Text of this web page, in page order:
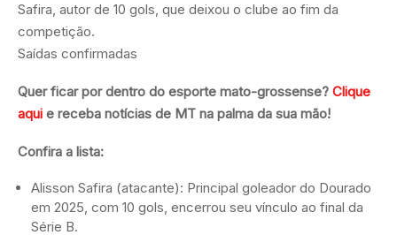
Safira, autor de 10 gols, que deixou o clube ao fim da
competição.
Saídas confirmadas
Quer ficar por dentro do esporte mato-grossense? Clique
aqui e receba notícias de MT na palma da sua mão!
Confira a lista:
Alisson Safira (atacante): Principal goleador do Dourado
em 2025, com 10 gols, encerrou seu vínculo ao final da
Série B.